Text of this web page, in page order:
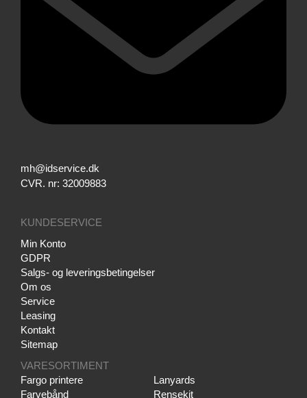
mh@idservice.dk
CVR. nr: 32009883
KUNDESERVICE
Min Konto
GDPR
Salgs- og leveringsbetingelser
Om os
Service
Leasing
Kontakt
Sitemap
VARESORTIMENT
Fargo printere
Farvebånd
Lanyards
Rensekit